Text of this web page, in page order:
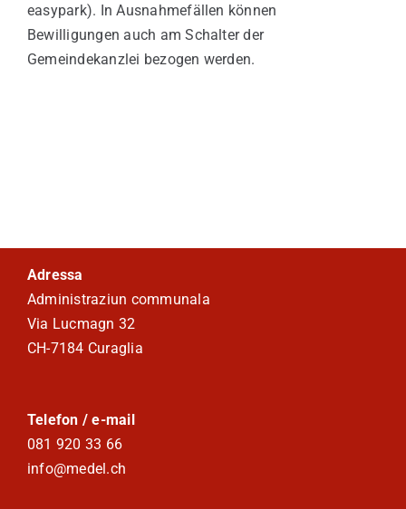
easypark). In Ausnahmefällen können
Bewilligungen auch am Schalter der
Gemeindekanzlei bezogen werden.
Adressa
Administraziun communala
Via Lucmagn 32
CH-7184 Curaglia
Telefon / e-mail
081 920 33 66
info@medel.ch